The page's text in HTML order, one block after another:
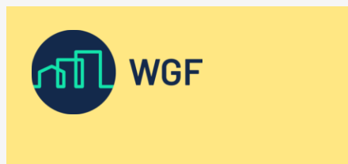
springen